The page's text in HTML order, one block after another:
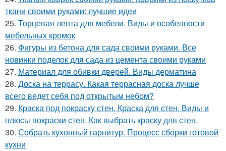
ткани своими руками: лучшие идеи
25. Торцевая лента для мебели. Виды и особенности
мебельных кромок
26. Фигуры из бетона для сада своими руками. Все
новинки поделок для сада из цемента своими руками
27. Материал для обивки дверей. Виды дерматина
28. Доска на террасу. Какая террасная доска лучше
всего ведет себя под открытым небом?
29. Краска под покраску стен. Краска для стен. Виды и
плюсы покраски стен. Как выбрать краску для стен.
30. Собрать кухонный гарнитур. Процесс сборки готовой
кухни